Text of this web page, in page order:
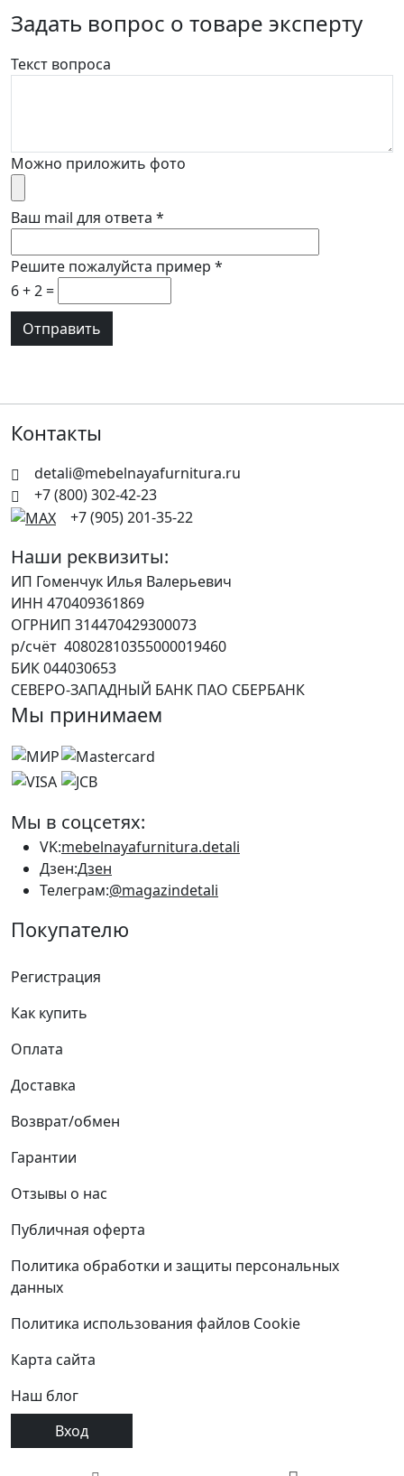
Задать вопрос о товаре эксперту
Текст вопроса
Можно приложить фото
Ваш mail для ответа *
Решите пожалуйста пример *
6 + 2 =
Контакты
detali@mebelnayafurnitura.ru
+7 (800) 302-42-23
+7 (905) 201-35-22
Наши реквизиты:
ИП Гоменчук Илья Валерьевич
ИНН 470409361869
ОГРНИП 314470429300073
р/счёт 40802810355000019460
БИК 044030653
СЕВЕРО-ЗАПАДНЫЙ БАНК ПАО СБЕРБАНК
Мы принимаем
Мы в соцсетях:
VK:mebelnayafurnitura.detali
Дзен:Дзен
Телеграм:@magazindetali
Покупателю
Регистрация
Как купить
Оплата
Доставка
Возврат/обмен
Гарантии
Отзывы о нас
Публичная оферта
Политика обработки и защиты персональных
данных
Политика использования файлов Cookie
Карта сайта
Наш блог
Вход